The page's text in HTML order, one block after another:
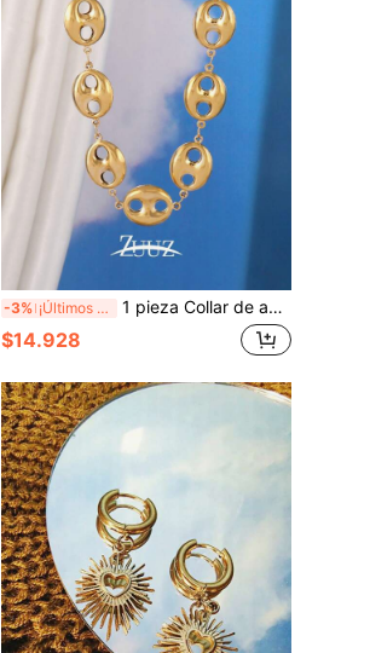
-3% ¡Últimos 2 días 1 pieza Collar de acero inoxidable vintage estilo punk para mujeres, collar con cadena de grano de café hueco chapado en oro de 18K para decoración diaria
$14.928